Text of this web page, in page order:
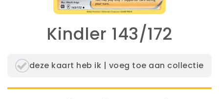
Kindler 143/172
deze kaart heb ik | voeg toe aan collectie